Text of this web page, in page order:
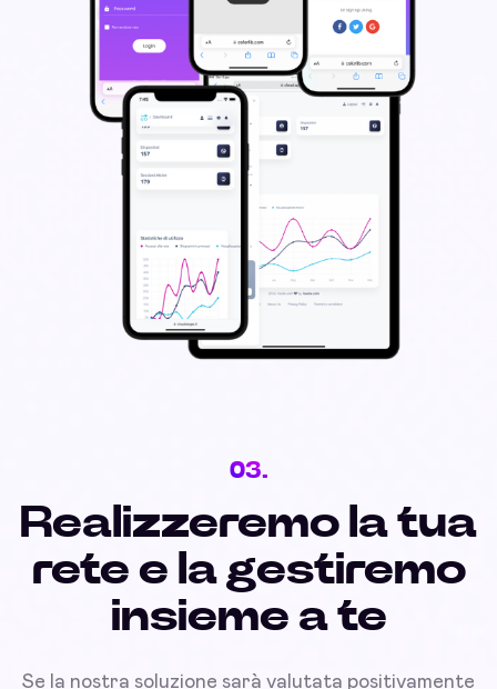
03.
Realizzeremo la tua
rete e la gestiremo
insieme a te
Se la nostra soluzione sarà valutata positivamente